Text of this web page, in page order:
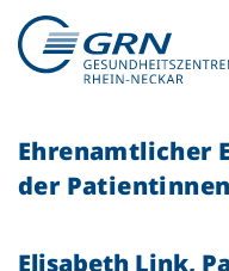
Ehrenamtlicher
der
Elisabeth Link,